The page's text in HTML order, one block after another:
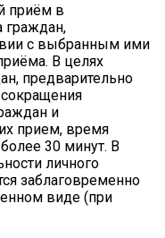
приём в
граждан,
с выбранным ими
В целях
предварительно
и
прием, время
30 минут. В
личного
заблаговременно
виде (при